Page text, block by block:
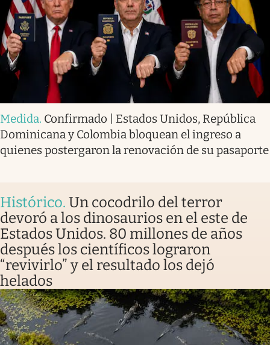
Medida. Confirmado | Estados Unidos, República
Dominicana y Colombia bloquean el ingreso a
quienes postergaron la renovación de su pasaporte
Histórico. Un cocodrilo del terror
devoró a los dinosaurios en el este de
Estados Unidos. 80 millones de años
después los científicos lograron
“revivirlo” y el resultado los dejó
helados